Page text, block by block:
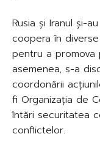
Rusia și Iranul și-
coopera în
pentru a promova
asemenea, s-a
coordonării
fi Organizația de
întări securitatea
conflictelor.